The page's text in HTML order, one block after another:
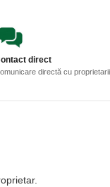
direct
directă cu proprietarii